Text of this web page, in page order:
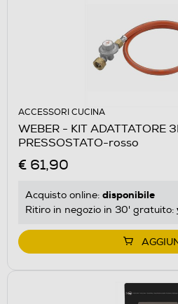
ACCESSORI CUCINA
WEBER - KIT ADATTATORE
PRESSOSTATO-rosso
€ 61,90
Acquisto online: disponibile
Ritiro in negozio in 30' gratuito: